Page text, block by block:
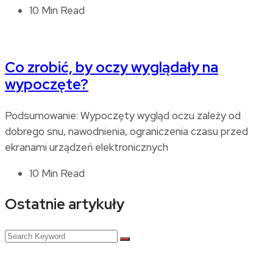
10 Min Read
Co zrobić, by oczy wyglądały na
wypoczęte?
Podsumowanie: Wypoczęty wygląd oczu zależy od
dobrego snu, nawodnienia, ograniczenia czasu przed
ekranami urządzeń elektronicznych
10 Min Read
Ostatnie artykuły